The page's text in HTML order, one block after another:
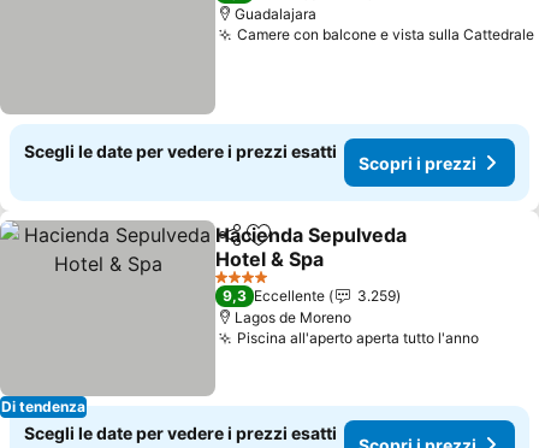
Guadalajara
Camere con balcone e vista sulla Cattedrale
Scegli le date per vedere i prezzi esatti
Scopri i prezzi
Di tendenza
CondividiAggiungi ai preferiti
Hacienda Sepulveda
Hotel & Spa
4 Stelle
9,3 Eccellente
3.259
Lagos de Moreno
Piscina all'aperto aperta tutto l'anno
Scegli le date per vedere i prezzi esatti